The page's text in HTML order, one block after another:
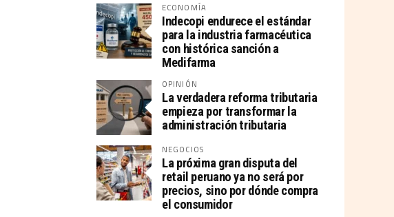
ECONOMÍA
Indecopi endurece el estándar
para la industria farmacéutica
con histórica sanción a
Medifarma
OPINIÓN
La verdadera reforma tributaria
empieza por transformar la
administración tributaria
NEGOCIOS
La próxima gran disputa del
retail peruano ya no será por
precios, sino por dónde compra
el consumidor